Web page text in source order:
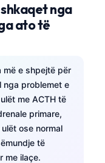
nga
ato të
më e shpejtë për
nga problemet e
me ACTH të
primare,
ose normal
të
me ilaçe.